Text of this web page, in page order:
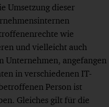
Umsetzung dieser
wie
und vielleicht auch
Unternehmen, angefangen
in verschiedenen IT-
Person ist
Gleiches gilt für die